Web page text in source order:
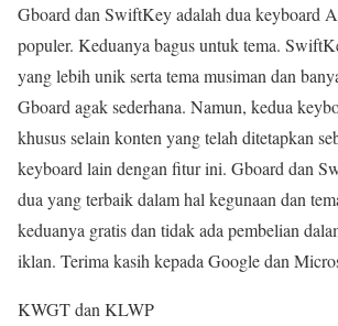
Gboard dan SwiftKey adalah dua keyboard
populer. Keduanya bagus untuk tema.
yang lebih unik serta tema musiman dan
Gboard agak sederhana. Namun, kedua
khusus selain konten yang telah ditetapkan
keyboard lain dengan fitur ini. Gboard dan
dua yang terbaik dalam hal kegunaan dan
keduanya gratis dan tidak ada pembelian
iklan. Terima kasih kepada Google dan
KWGT dan KLWP